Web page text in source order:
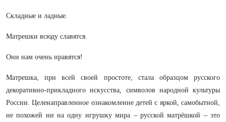
Складные и ладные.
Матрешки всюду славятся.
Они нам очень нравятся!
Матрешка, при всей своей простоте, стала образцом русского
декоративно-прикладного искусства, символов народной культуры
России. Целенаправленное ознакомление детей с яркой, самобытной,
не похожей ни на одну игрушку мира – русской матрёшкой – это